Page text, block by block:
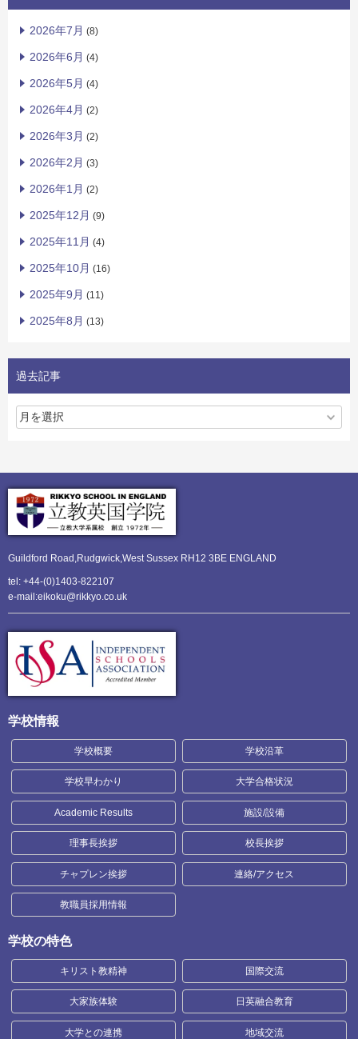
2026年7月 (8)
2026年6月 (4)
2026年5月 (4)
2026年4月 (2)
2026年3月 (2)
2026年2月 (3)
2026年1月 (2)
2025年12月 (9)
2025年11月 (4)
2025年10月 (16)
2025年9月 (11)
2025年8月 (13)
過去記事
Guildford Road,Rudgwick,West Sussex RH12 3BE ENGLAND
tel: +44-(0)1403-822107
e-mail:eikoku@rikkyo.co.uk
学校情報
学校概要 学校沿革
学校早わかり 大学合格状況
Academic Results 施設/設備
理事長挨拶 校長挨拶
チャプレン挨拶 連絡/アクセス
教職員採用情報
学校の特色
キリスト教精神 国際交流
大家族体験 日英融合教育
大学との連携 地域交流